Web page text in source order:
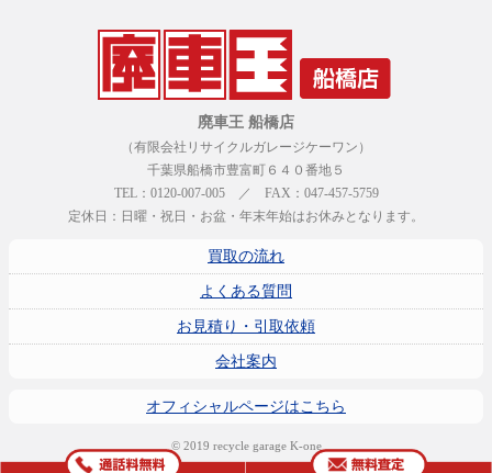
廃車王 船橋店
（有限会社リサイクルガレージケーワン）
千葉県船橋市豊富町６４０番地５
TEL：0120-007-005 ／ FAX：047-457-5759
定休日：日曜・祝日・お盆・年末年始はお休みとなります。
買取の流れ
よくある質問
お見積り・引取依頼
会社案内
オフィシャルページはこちら
© 2019 recycle garage K-one